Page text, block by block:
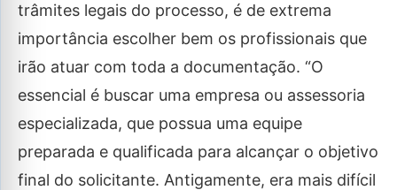
trâmites legais do processo, é de extrema
importância escolher bem os profissionais que
irão atuar com toda a documentação. “O
essencial é buscar uma empresa ou assessoria
especializada, que possua uma equipe
preparada e qualificada para alcançar o objetivo
final do solicitante. Antigamente, era mais difícil